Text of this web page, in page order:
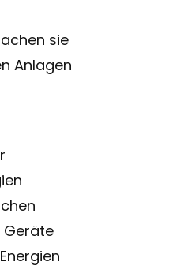
sie
Anlagen
Geräte